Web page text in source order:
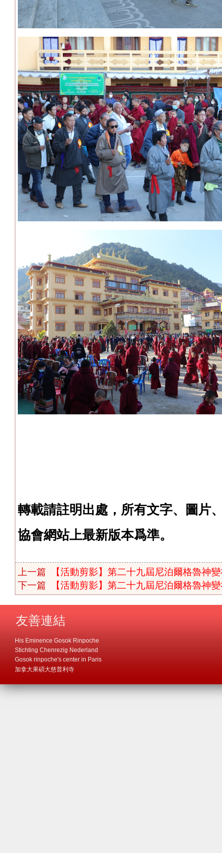
轉載請註明出處，所有文字、圖片
協會網站上最新版本爲準。
上一篇
【活動剪影】第二十九屆尼泊爾格魯神
下一篇
【活動剪影】第二十九屆尼泊爾格魯神
友善連結
His Eminence Gosok Rinpoche
Stichting Chenrezig Nederland
Gosok rinpoche's center in Paris
加拿大果碩大慈普利寺